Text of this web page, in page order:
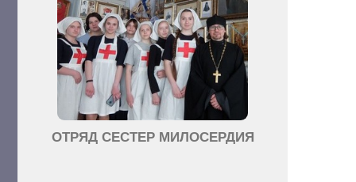
ОТРЯД СЕСТЕР МИЛОСЕРДИЯ